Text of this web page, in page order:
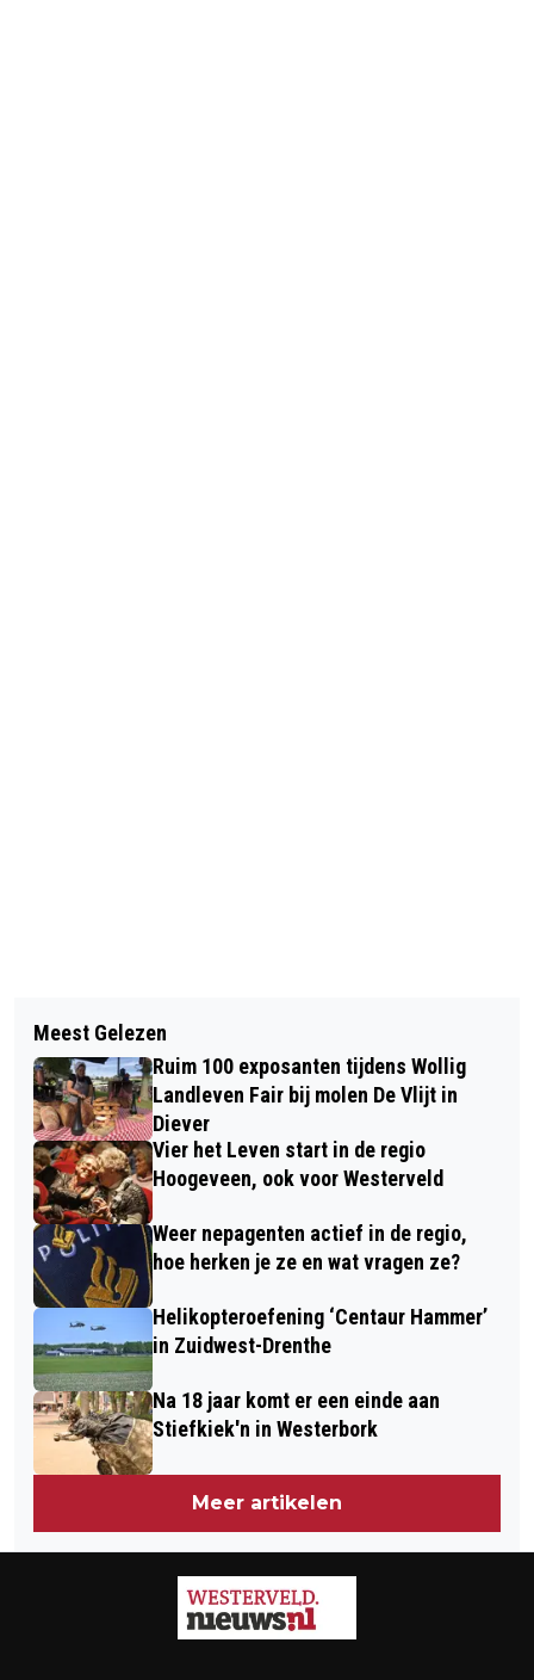
ZOMERSE ACTIVITEITEN IN DE
BIBLIOTHEKEN
JARIG MIRAMAR ZEEMUSEUM
VERWELKOMT VCE WESTERVELD
Meest Gelezen
Ruim 100 exposanten tijdens Wollig
Landleven Fair bij molen De Vlijt in
Diever
Vier het Leven start in de regio
Hoogeveen, ook voor Westerveld
Weer nepagenten actief in de regio,
hoe herken je ze en wat vragen ze?
Helikopteroefening ‘Centaur Hammer’
in Zuidwest-Drenthe
Na 18 jaar komt er een einde aan
Stiefkiek'n in Westerbork
Meer artikelen